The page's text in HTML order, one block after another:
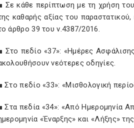
Σε κάθε περίπτωση με τη χρήση
καθαρής αξίας του
άρθρο 39 του ν.4387/2016.
Στο πεδίο «37»: «Ημέρες
νεότερες οδηγίες.
Στο πεδίο «33»: «Μισθολογική
Στα πεδία «34»: «Από Ημερομηνία
«Έναρξης» και «Λήξης»